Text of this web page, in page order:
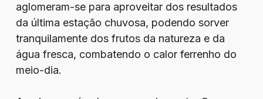
aglomeram-se para aproveitar dos resultados
da última estação chuvosa, podendo sorver
tranquilamente dos frutos da natureza e da
água fresca, combatendo o calor ferrenho do
meio-dia.